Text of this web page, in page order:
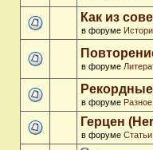
Как из
в форуме
в форуме
в форуме Разное
Герцен
в форуме